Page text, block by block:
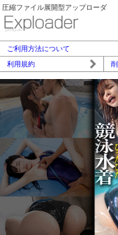
圧縮ファイル展開型アップローダ
ご利用方法について
利用規約